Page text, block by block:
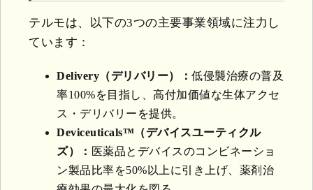
テルモは、以下の3つの主要事業領域に注力し
ています：
Delivery（デリバリー）： 低侵襲治療の普及
率100%を目指し、高付加価値な生体アクセ
ス・デリバリーを提供。
Deviceuticals™（デバイスユーティクル
ズ）： 医薬品とデバイスのコンビネーショ
ン製品比率を50%以上に引き上げ、薬剤治